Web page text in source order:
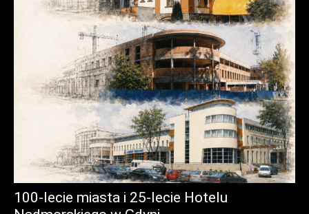
100-lecie miasta i 25-lecie Hotelu